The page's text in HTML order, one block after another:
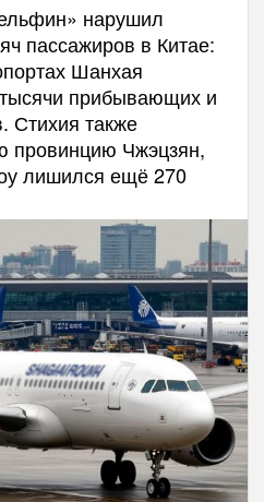
нарушил
пассажиров в Китае:
Шанхая
прибывающих и
Стихия также
провинцию Чжэцзян,
лишился ещё 270